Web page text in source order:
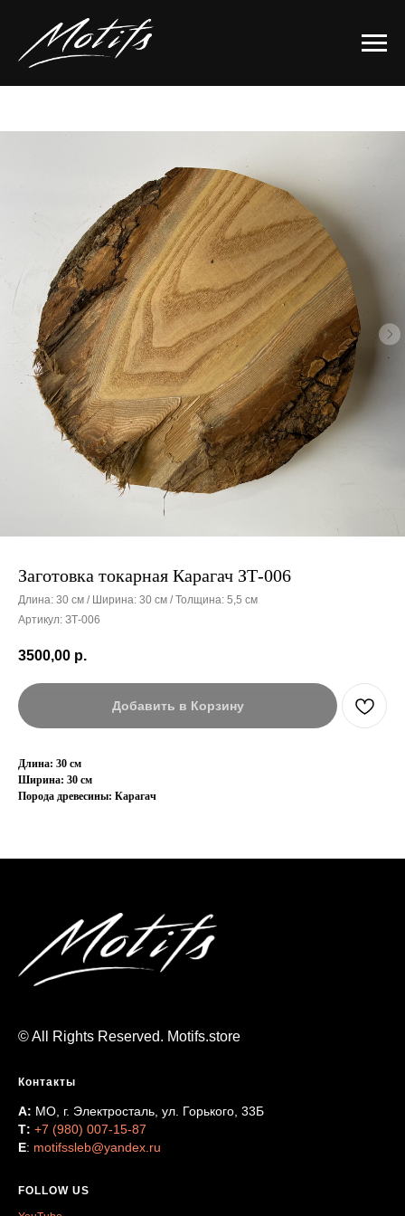
Заготовка токарная Карагач ЗТ-006
Длина: 30 см / Ширина: 30 см / Толщина: 5,5 см
Артикул: ЗТ-006
3500,00 р.
Добавить в Корзину
Длина: 30 см
Ширина: 30 см
Порода древесины: Карагач
© All Rights Reserved. Motifs.store
Контакты
А: МО, г. Электросталь, ул. Горького, 33Б
Т: +7 (980) 007-15-87
Е: motifssleb@yandex.ru
FOLLOW US